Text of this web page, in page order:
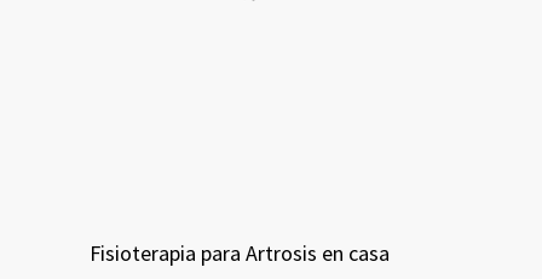
Fisioterapia para Artrosis en casa